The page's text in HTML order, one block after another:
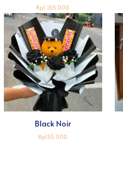
Rp1.165.000
Black Noir
Rp155.000